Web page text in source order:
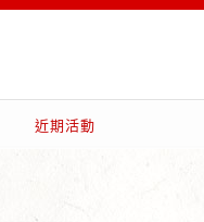
近期活動